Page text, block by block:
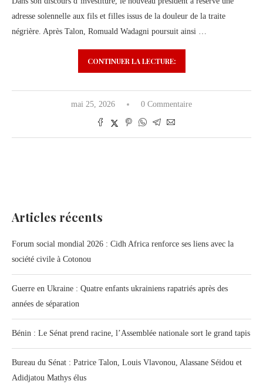
adresse solennelle aux fils et filles issus de la douleur de la traite
négrière. Après Talon, Romuald Wadagni poursuit ainsi …
CONTINUER LA LECTURE:
mai 25, 2026 0 Commentaire
Articles récents
Forum social mondial 2026 : Cidh Africa renforce ses liens avec la
société civile à Cotonou
Guerre en Ukraine : Quatre enfants ukrainiens rapatriés après des
années de séparation
Bénin : Le Sénat prend racine, l’Assemblée nationale sort le grand tapis
Bureau du Sénat : Patrice Talon, Louis Vlavonou, Alassane Séidou et
Adidjatou Mathys élus